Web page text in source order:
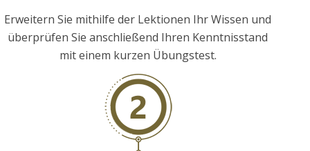
Erweitern Sie mithilfe der Lektionen Ihr Wissen und
überprüfen Sie anschließend Ihren Kenntnisstand
mit einem kurzen Übungstest.